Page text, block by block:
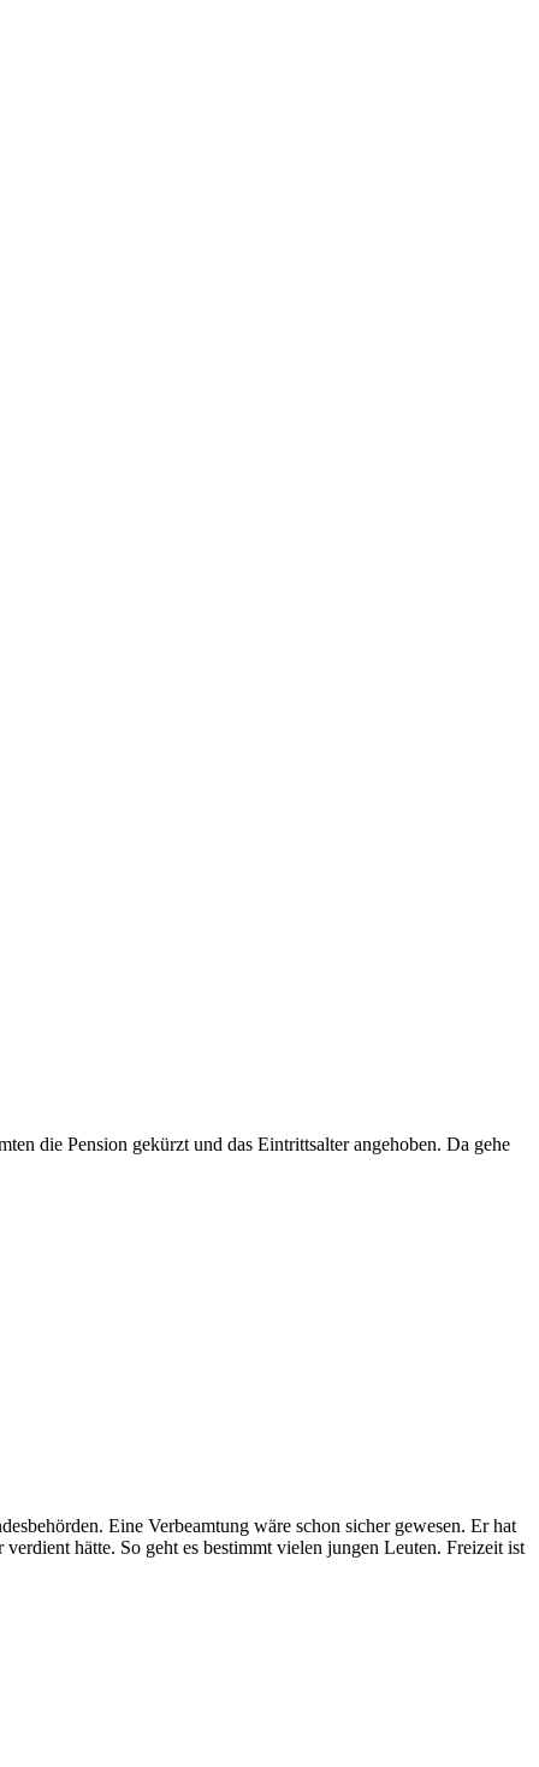
die Pension gekürzt und das Eintrittsalter angehoben. Da gehe
Eine Verbeamtung wäre schon sicher gewesen. Er hat
hätte. So geht es bestimmt vielen jungen Leuten. Freizeit ist